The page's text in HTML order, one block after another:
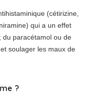
(cétirizine,
qui a un effet
du paracétamol ou de
soulager les maux de
?